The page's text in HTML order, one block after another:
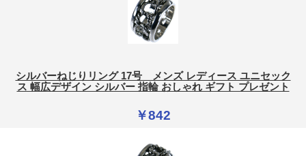
シルバーねじりリング 17号 メンズ レディース ユニセック
ス 幅広デザイン シルバー 指輪 おしゃれ ギフト プレゼント
￥842